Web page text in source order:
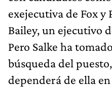
exejecutiva de Fox y
Bailey, un ejecutivo
Pero Salke ha
búsqueda del
dependerá de ella